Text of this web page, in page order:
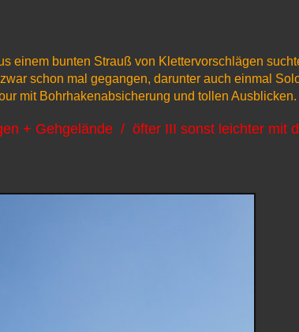
einem bunten Strauß von Klettervorschlägen
schon mal gegangen, darunter auch einmal
mit Bohrhakenabsicherung und tollen Ausblicken.
+ Gehgelände / öfter III sonst leichter mit